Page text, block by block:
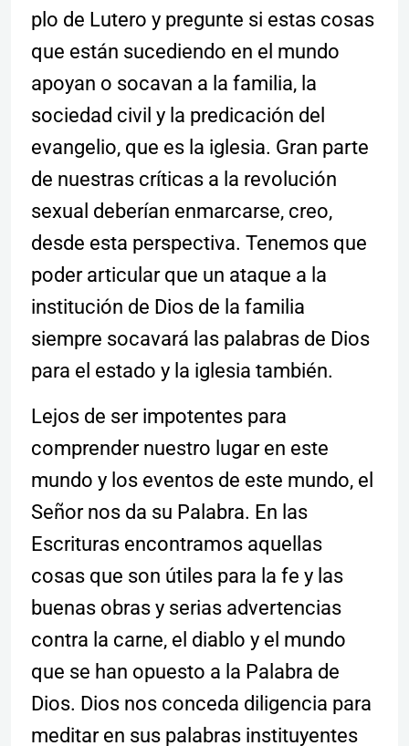
plo de Lutero y pregunte si estas cosas
que están sucediendo en el mundo
apoyan o socavan a la familia, la
sociedad civil y la predicación del
evangelio, que es la iglesia. Gran parte
de nuestras críticas a la revolución
sexual deberían enmarcarse, creo,
desde esta perspectiva. Tenemos que
poder articular que un ataque a la
institución de Dios de la familia
siempre socavará las palabras de Dios
para el estado y la iglesia también.
Lejos de ser impotentes para
comprender nuestro lugar en este
mundo y los eventos de este mundo, el
Señor nos da su Palabra. En las
Escrituras encontramos aquellas
cosas que son útiles para la fe y las
buenas obras y serias advertencias
contra la carne, el diablo y el mundo
que se han opuesto a la Palabra de
Dios. Dios nos conceda diligencia para
meditar en sus palabras instituyentes